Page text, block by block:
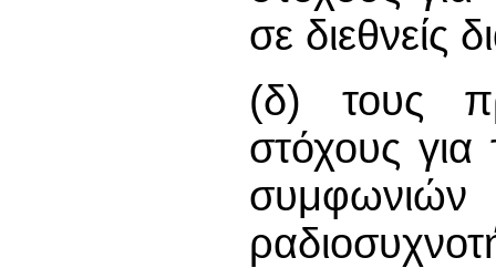
σε διεθνείς
(δ) τους
στόχους